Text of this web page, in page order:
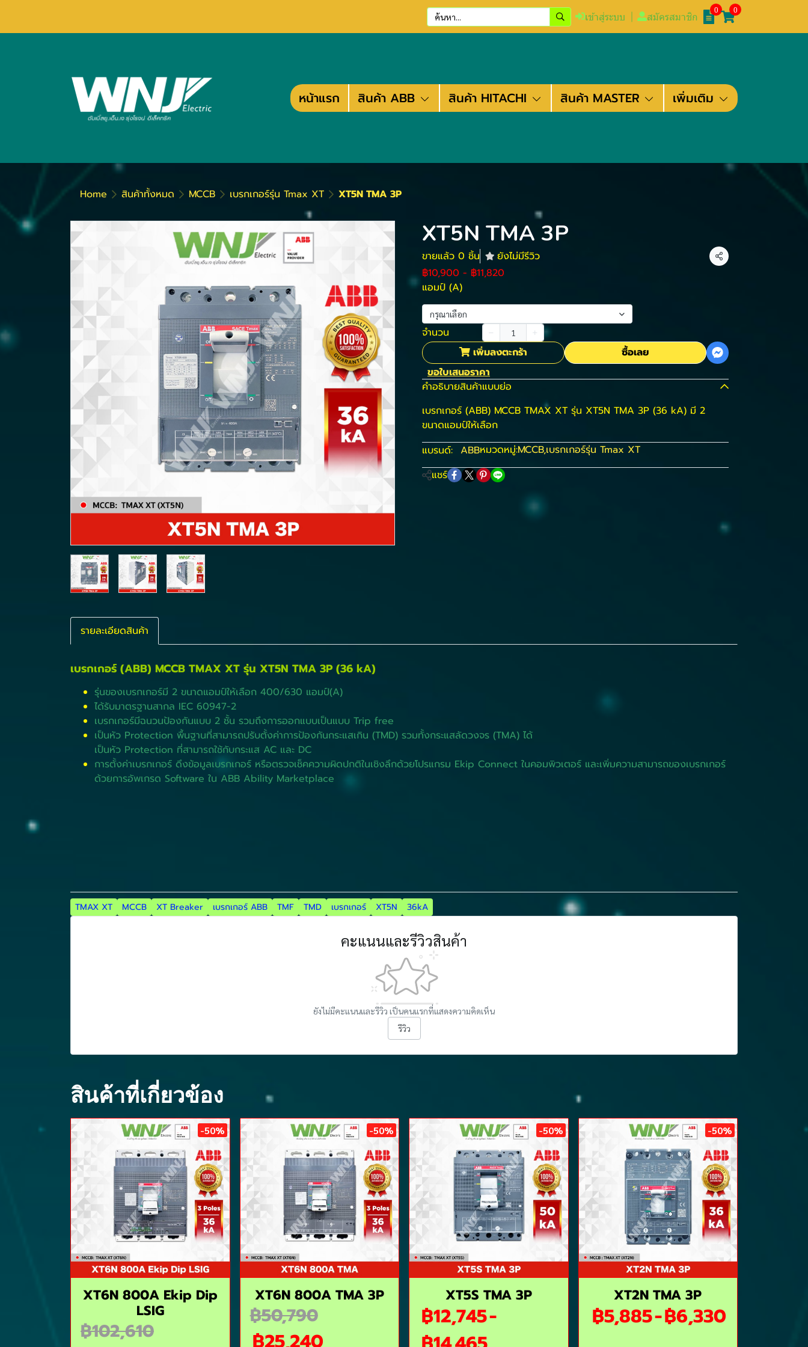
เข้าสู่ระบบ สมัครสมาชิก
0 0
หน้าแรก สินค้า ABB สินค้า HITACHI สินค้า MASTER เพิ่มเติม
Home สินค้าทั้งหมด MCCB เบรกเกอร์รุ่น Tmax XT XT5N TMA 3P
XT5N TMA 3P
ขายแล้ว 0 ชิ้น ยังไม่มีรีวิว
แชร์
฿10,900 - ฿11,820
แอมป์ (A)
กรุณาเลือก
จำนวน
เพิ่มลงตะกร้า
ซื้อเลย
ขอใบเสนอราคา
คำอธิบายสินค้าแบบย่อ
เบรกเกอร์ (ABB) MCCB TMAX XT รุ่น XT5N TMA 3P (36 kA) มี 2
ขนาดแอมป์ให้เลือก
แบรนด์: ABBหมวดหมู่:MCCB,เบรกเกอร์รุ่น Tmax XT
แชร์
รายละเอียดสินค้า
เบรกเกอร์ (ABB) MCCB TMAX XT รุ่น XT5N TMA 3P (36 kA)
รุ่นของเบรกเกอร์มี 2 ขนาดแอมป์ให้เลือก 400/630 แอมป์(A)
ได้รับมาตรฐานสากล IEC 60947-2
เบรกเกอร์มีฉนวนป้องกันแบบ 2 ชั้น รวมถึงการออกแบบเป็นแบบ Trip free
เป็นหัว Protection พื้นฐานที่สามารถปรับตั้งค่าการป้องกันกระแสเกิน (TMD) รวมทั้งกระแสลัดวงจร (TMA) ได้
เป็นหัว Protection ที่สามารถใช้กับกระแส AC และ DC
การตั้งค่าเบรกเกอร์ ดึงข้อมูลเบรกเกอร์ หรือตรวจเช็คความผิดปกติในเชิงลึกด้วยโปรแกรม Ekip Connect ในคอมพิวเตอร์ และเพิ่มความสามารถของเบรกเกอร์
ด้วยการอัพเกรด Software ใน ABB Ability Marketplace
TMAX XT MCCB XT Breaker เบรกเกอร์ ABB TMF TMD เบรกเกอร์ XT5N 36kA
คะแนนและรีวิวสินค้า
ยังไม่มีคะแนนและรีวิว เป็นคนแรกที่แสดงความคิดเห็น
รีวิว
สินค้าที่เกี่ยวข้อง
-50%
XT6N 800A Ekip Dip
LSIG
฿102,610
-50%
XT6N 800A TMA 3P
฿50,790
฿25,240
-50%
XT5S TMA 3P
฿12,745-
-50%
XT2N TMA 3P
฿5,885-฿6,330